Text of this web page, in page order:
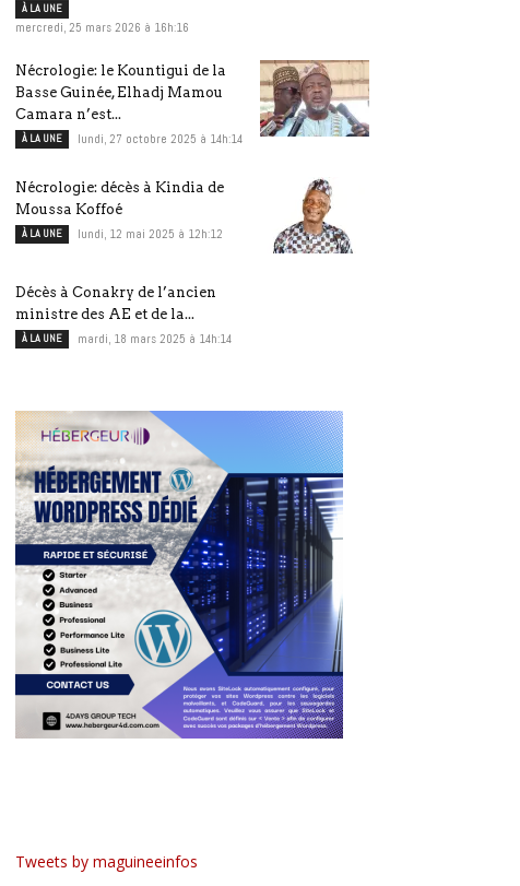
À LA UNE
mercredi, 25 mars 2026 à 16h:16
Nécrologie: le Kountigui de la
Basse Guinée, Elhadj Mamou
Camara n’est...
À LA UNE lundi, 27 octobre 2025 à 14h:14
Nécrologie: décès à Kindia de
Moussa Koffoé
À LA UNE lundi, 12 mai 2025 à 12h:12
Décès à Conakry de l’ancien
ministre des AE et de la...
À LA UNE mardi, 18 mars 2025 à 14h:14
Tweets by maguineeinfos